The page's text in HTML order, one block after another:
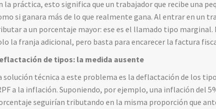
la práctica, esto significa que un trabajador que recibe una
si ganara más de lo que realmente gana. Al entrar en un
a un porcentaje mayor: ese es el llamado tipo marginal.
la franja adicional, pero basta para encarecer la factura
de tipos: la medida ausente
solución técnica a este problema es la deflactación de los
a la inflación. Suponiendo, por ejemplo, una inflación del
seguirían tributando en la misma proporción que